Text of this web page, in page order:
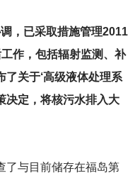
，已采取措施管理2011
作，包括辐射监测、补
关于‘高级液体处理系
决定，将核污水排入大
了与目前储存在福岛第